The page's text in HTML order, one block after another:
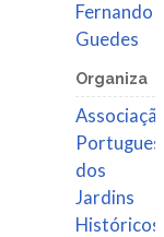
Fernando
Guedes
Organiza
dos
Jardins
Históricos